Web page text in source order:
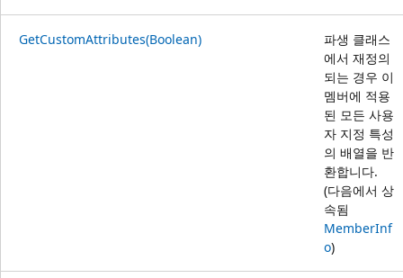
GetCustomAttributes(Boolean)
파생 클래스
에서 재정의
되는 경우 이
멤버에 적용
된 모든 사용
자 지정 특성
의 배열을 반
환합니다.
(다음에서 상
속됨
MemberInf
o)